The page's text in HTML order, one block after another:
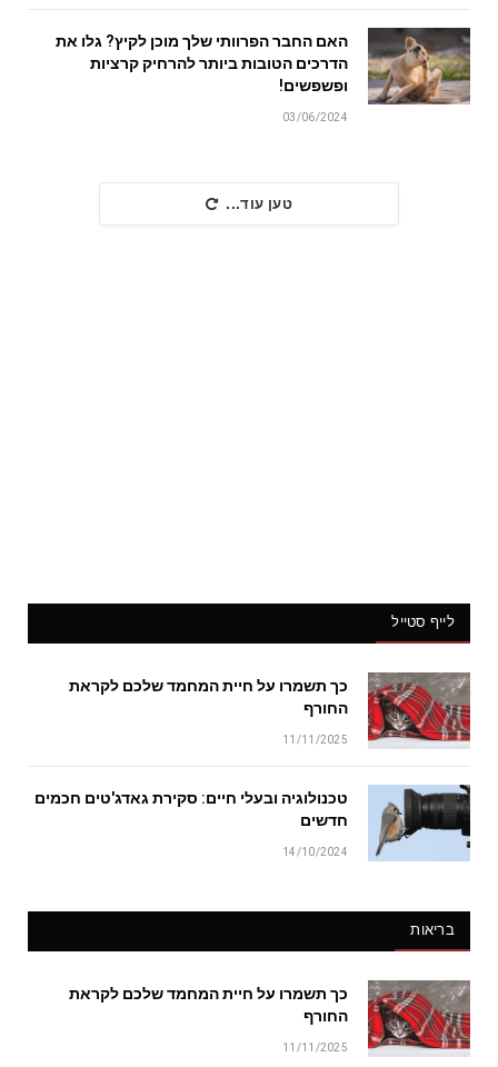
האם החבר הפרוותי שלך מוכן לקיץ? גלו את
הדרכים הטובות ביותר להרחיק קרציות
ופשפשים!
03/06/2024
טען עוד...
לייף סטייל
כך תשמרו על חיית המחמד שלכם לקראת
החורף
11/11/2025
טכנולוגיה ובעלי חיים: סקירת גאדג'טים חכמים
חדשים
14/10/2024
בריאות
כך תשמרו על חיית המחמד שלכם לקראת
החורף
11/11/2025